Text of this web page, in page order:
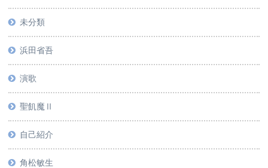
未分類
浜田省吾
演歌
聖飢魔Ⅱ
自己紹介
角松敏生